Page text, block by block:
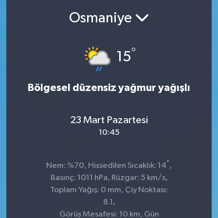
Osmaniye
15°
Bölgesel düzensiz yağmur yağışlı
23 Mart Pazartesi
10:45
Nem: %70, Hissedilen Sıcaklık: 14° ,
Basınç: 1011 hPa, Rüzgar: 5 km/s,
Toplam Yağış: 0 mm, Çiy Noktası:
8.1,
Görüş Mesafesi: 10 km, Gün
Yaşam